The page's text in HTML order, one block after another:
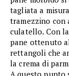
tagliata a
tramezzino
culatello. Con
pane ottenuto
rettangoli che
la crema di
A questo punto